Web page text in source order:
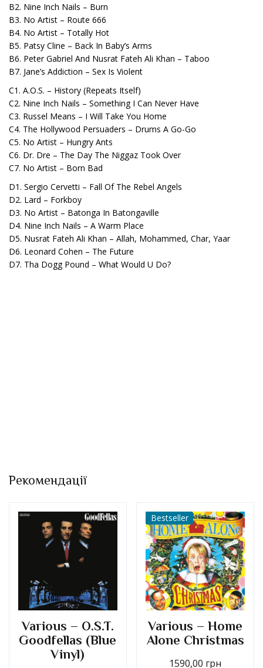
B2. Nine Inch Nails – Burn
B3. No Artist – Route 666
B4. No Artist – Totally Hot
B5. Patsy Cline – Back In Baby’s Arms
B6. Peter Gabriel And Nusrat Fateh Ali Khan – Taboo
B7. Jane’s Addiction – Sex Is Violent
C1. A.O.S. – History (Repeats Itself)
C2. Nine Inch Nails – Something I Can Never Have
C3. Russel Means – I Will Take You Home
C4. The Hollywood Persuaders – Drums A Go-Go
C5. No Artist – Hungry Ants
C6. Dr. Dre – The Day The Niggaz Took Over
C7. No Artist – Born Bad
D1. Sergio Cervetti – Fall Of The Rebel Angels
D2. Lard – Forkboy
D3. No Artist – Batonga In Batongaville
D4. Nine Inch Nails – A Warm Place
D5. Nusrat Fateh Ali Khan – Allah, Mohammed, Char, Yaar
D6. Leonard Cohen – The Future
D7. Tha Dogg Pound – What Would U Do?
Рекомендації
Various – O.S.T.
Goodfellas (Blue
Vinyl)
Bestseller
Various – Home
Alone Christmas
1590,00 грн